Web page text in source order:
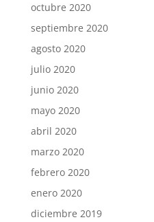
octubre 2020
septiembre 2020
agosto 2020
julio 2020
junio 2020
mayo 2020
abril 2020
marzo 2020
febrero 2020
enero 2020
diciembre 2019